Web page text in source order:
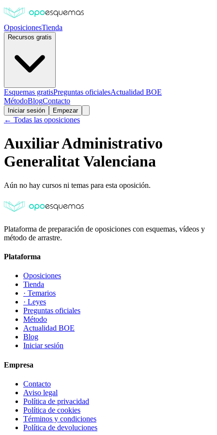
OposicionesTienda
Recursos gratis
Esquemas gratisPreguntas oficialesActualidad BOE
MétodoBlogContacto
Iniciar sesión Empezar
← Todas las oposiciones
Auxiliar Administrativo
Generalitat Valenciana
Aún no hay cursos ni temas para esta oposición.
Plataforma de preparación de oposiciones con esquemas, vídeos y
método de arrastre.
Plataforma
Oposiciones
Tienda
· Temarios
· Leyes
Preguntas oficiales
Método
Actualidad BOE
Blog
Iniciar sesión
Empresa
Contacto
Aviso legal
Política de privacidad
Política de cookies
Términos y condiciones
Política de devoluciones